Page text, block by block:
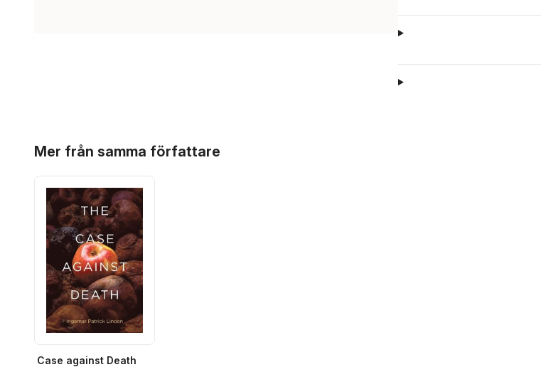
Mer från samma författare
Case against Death